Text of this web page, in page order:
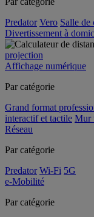
Predator Vero Salle de
Divertissement à
projection
Affichage numérique
Par catégorie
Grand format
interactif et tactile Mur
Réseau
Par catégorie
Predator Wi-Fi 5G
e-Mobilité
Par catégorie